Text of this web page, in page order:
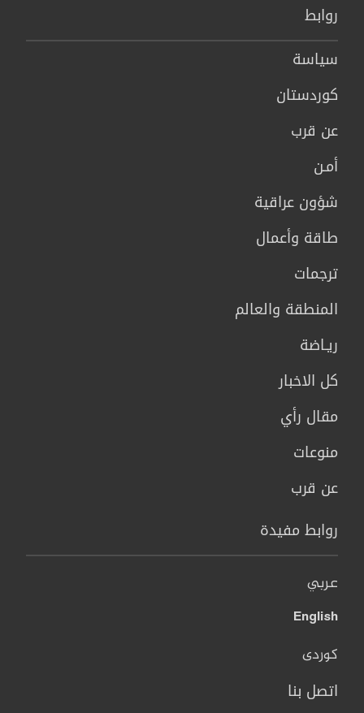
روابط
سیاسة
كوردستان
عن قرب
أمـن
شؤون عراقية
طاقة وأعمال
ترجمات
المنطقة والعالم
ريـاضة
كل الاخبار
مقال رأي
منوعات
عن قرب
روابط مفيدة
عربي
English
کوردی
اتصل بنا